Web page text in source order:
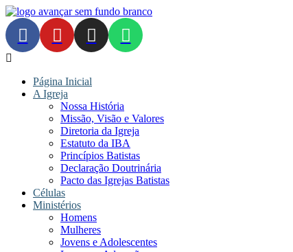
Página Inicial
A Igreja
Nossa História
Missão, Visão e Valores
Diretoria da Igreja
Estatuto da IBA
Princípios Batistas
Declaração Doutrinária
Pacto das Igrejas Batistas
Células
Ministérios
Homens
Mulheres
Jovens e Adolescentes